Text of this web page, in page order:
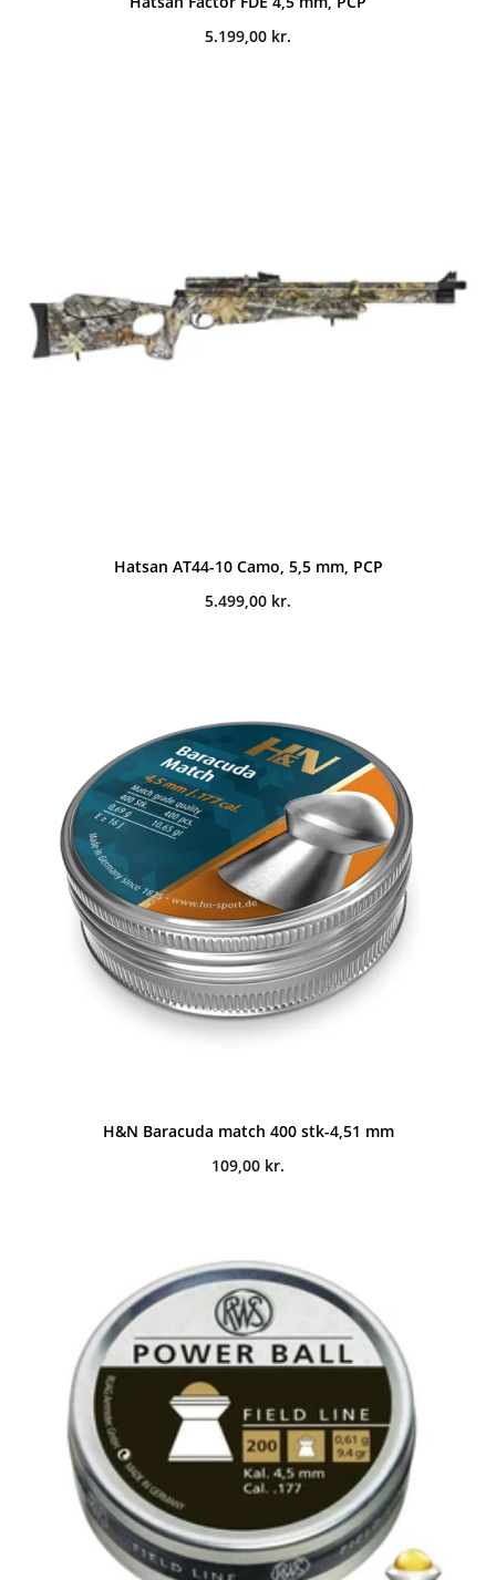
5.199,00 kr.
Hatsan AT44-10 Camo, 5,5 mm, PCP
5.499,00 kr.
H&N Baracuda match 400 stk-4,51 mm
109,00 kr.